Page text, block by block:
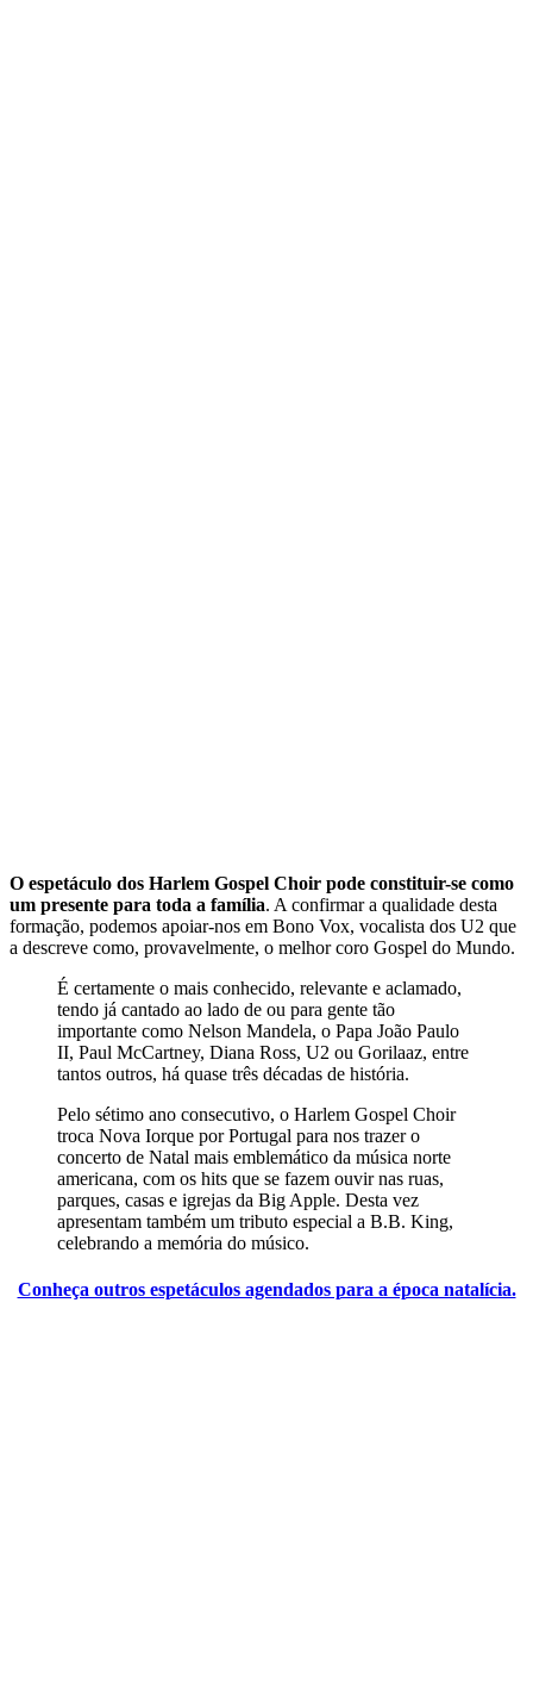
O espetáculo dos Harlem Gospel Choir pode constituir-se como
um presente para toda a família. A confirmar a qualidade desta
formação, podemos apoiar-nos em Bono Vox, vocalista dos U2 que
a descreve como, provavelmente, o melhor coro Gospel do Mundo.
É certamente o mais conhecido, relevante e aclamado,
tendo já cantado ao lado de ou para gente tão
importante como Nelson Mandela, o Papa João Paulo
II, Paul McCartney, Diana Ross, U2 ou Gorilaaz, entre
tantos outros, há quase três décadas de história.
Pelo sétimo ano consecutivo, o Harlem Gospel Choir
troca Nova Iorque por Portugal para nos trazer o
concerto de Natal mais emblemático da música norte
americana, com os hits que se fazem ouvir nas ruas,
parques, casas e igrejas da Big Apple. Desta vez
apresentam também um tributo especial a B.B. King,
celebrando a memória do músico.
Conheça outros espetáculos agendados para a época natalícia.